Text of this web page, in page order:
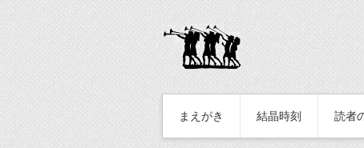
まえがき 結晶時刻 読者